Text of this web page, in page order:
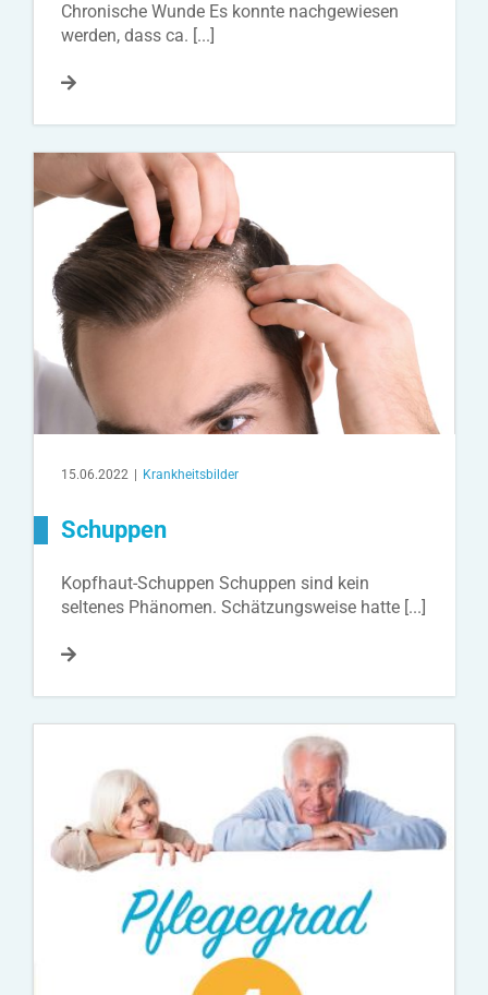
Chronische Wunde Es konnte nachgewiesen
werden, dass ca. [...]
15.06.2022 | Krankheitsbilder
Schuppen
Kopfhaut-Schuppen Schuppen sind kein
seltenes Phänomen. Schätzungsweise hatte [...]